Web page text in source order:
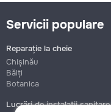
Servicii populare
Reparație la cheie
Chișinău
Bălți
Botanica
Lucrări de instalații sanitare